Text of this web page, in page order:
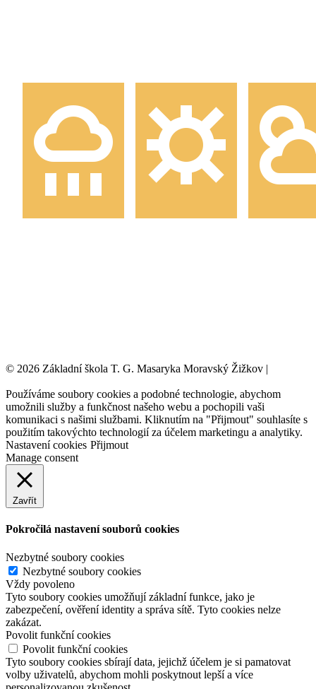
© 2026 Základní škola T. G. Masaryka Moravský Žižkov |
Používáme soubory cookies a podobné technologie, abychom
umožnili služby a funkčnost našeho webu a pochopili vaši
komunikaci s našimi službami. Kliknutím na "Přijmout" souhlasíte s
použitím takovýchto technologií za účelem marketingu a analytiky.
Nastavení cookies Přijmout
Manage consent
Zavřít
Pokročilá nastavení souborů cookies
Nezbytné soubory cookies
Nezbytné soubory cookies
Vždy povoleno
Tyto soubory cookies umožňují základní funkce, jako je
zabezpečení, ověření identity a správa sítě. Tyto cookies nelze
zakázat.
Povolit funkční cookies
Povolit funkční cookies
Tyto soubory cookies sbírají data, jejichž účelem je si pamatovat
volby uživatelů, abychom mohli poskytnout lepší a více